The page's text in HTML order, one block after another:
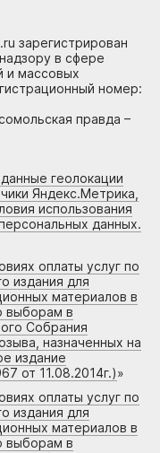
зарегистрирован
в сфере
и массовых
номер:
правда –
геолокации
Яндекс.Метрика,
использования
данных.
оплаты услуг по
издания для
материалов в
выборам в
Собрания
назначенных на
издание
от 11.08.2014г.)»
оплаты услуг по
издания для
материалов в
выборам в